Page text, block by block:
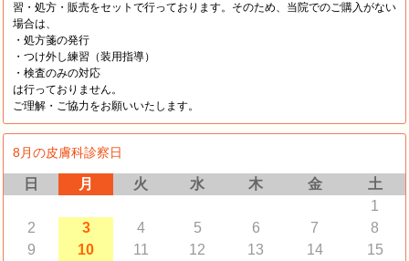
習・処方・販売をセットで行っております。そのため、当院でのご購入がない
場合は、
・処方箋の発行
・つけ外し練習（装用指導）
・検査のみの対応
は行っておりません。
ご理解・ご協力をお願いいたします。
8月の皮膚科診察日
日 月 火 水 木 金
土
1
2
3 4 5 6 7
8
9
10 11 12 13 14
15